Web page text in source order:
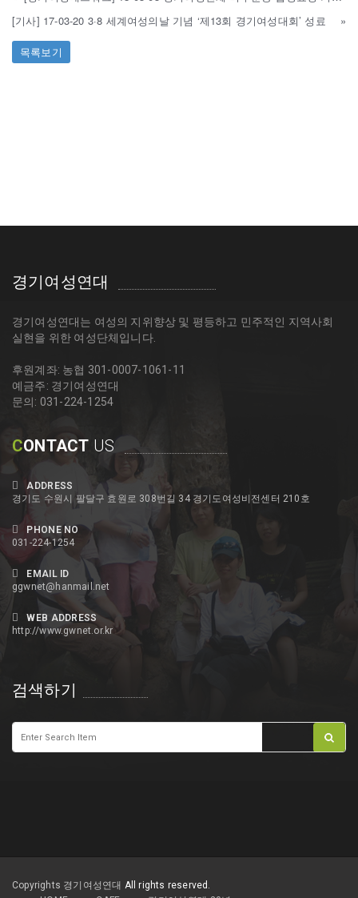
[기사] 17-03-20 3·8 세계여성의날 기념 ‘제13회 경기여성대회’ 성료
»
목록보기
경기여성연대
경기여성연대는 여성의 지위향상 및 평등하고 민주적인 지역사회
실현을 위한 여성단체입니다.
후원계좌: 농협 301-0007-1061-11
예금주: 경기여성연대
문의: 031-224-1254
CONTACT US
ADDRESS
경기도 수원시 팔달구 효원로 308번길 34 경기도여성비전센터 210호
PHONE NO
031-224-1254
EMAIL ID
ggwnet@hanmail.net
WEB ADDRESS
http://www.gwnet.or.kr
검색하기
Copyrights 경기여성연대 All rights reserved.